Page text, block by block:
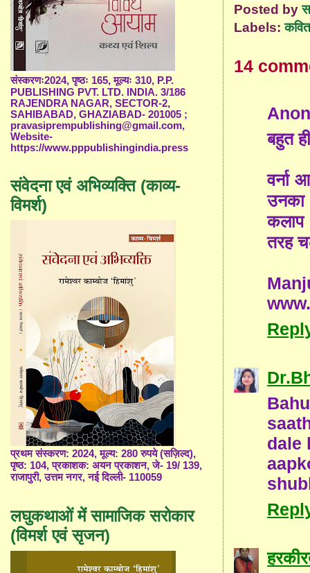
Posted by
Labels:
14
बहुत
वर्ना
उनका
कलाप
तरह
dale
संस्करणः2024, पृष्ठः 165, मूल्यः 310, P.P.
PUBLISHING PVT. LTD. INDIA. 3/186
RAJENDRA NAGAR, SECTOR-2,
SAHIBABAD, GHAZIABAD- 201005 ;
pravasiprempublishing@gmail.com,
Website-
https://www.pppublishingindia.press
संवेदना एवं अभिव्यक्ति (काव्य-
विमर्श)
प्रथम संस्करण: 2024, मूल्य: 280 रुपये (सज़िल्द),
पृष्ठ: 104, प्रकाशक: अयन प्रकाशन, जे- 19/ 139,
राजापुरी, उत्तम नगर, नई दिल्ली- 110059
लघुकथाओं में सामाजिक सरोकार
(विमर्श एवं सृजन)